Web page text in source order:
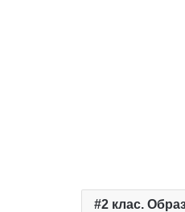
2 клас.